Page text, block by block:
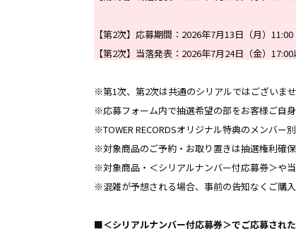
【第2次】応募期間：2026年7月13日（月）
【第2次】当落発表：2026年7月24日（金）
※第1次、第2次は共通のシリアルではございま
※応募フォーム内で抽選希望の部をお客様ご自
※TOWER RECORDSオリジナル特典のメンバー
※対象商品のご予約・お取り置きは抽選権利確
※対象商品・＜シリアルナンバー付応募券＞や
※混雑が予想される場合、事前の告知なくご購
■＜シリアルナンバー付応募券＞でご応募され